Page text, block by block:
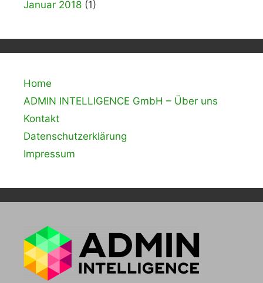
Januar 2018 (1)
Home
ADMIN INTELLIGENCE GmbH – Über uns
Kontakt
Datenschutzerklärung
Impressum